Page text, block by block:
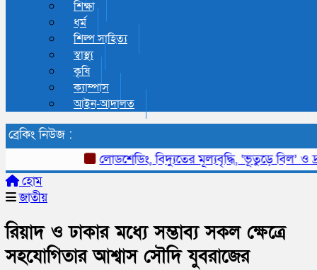
শিক্ষা
ধর্ম
শিল্প সাহিত্য
স্বাস্থ্য
কৃষি
ক্যাম্পাস
আইন-আদালত
ব্রেকিং নিউজ :
লোডশেডিং, বিদ্যুতের মূল্যবৃদ্ধি, ‘ভূতুড়ে বিল’ ও
হোম
জাতীয়
রিয়াদ ও ঢাকার মধ্যে সম্ভাব্য সকল ক্ষেত্রে
সহযোগিতার আশ্বাস সৌদি যুবরাজের